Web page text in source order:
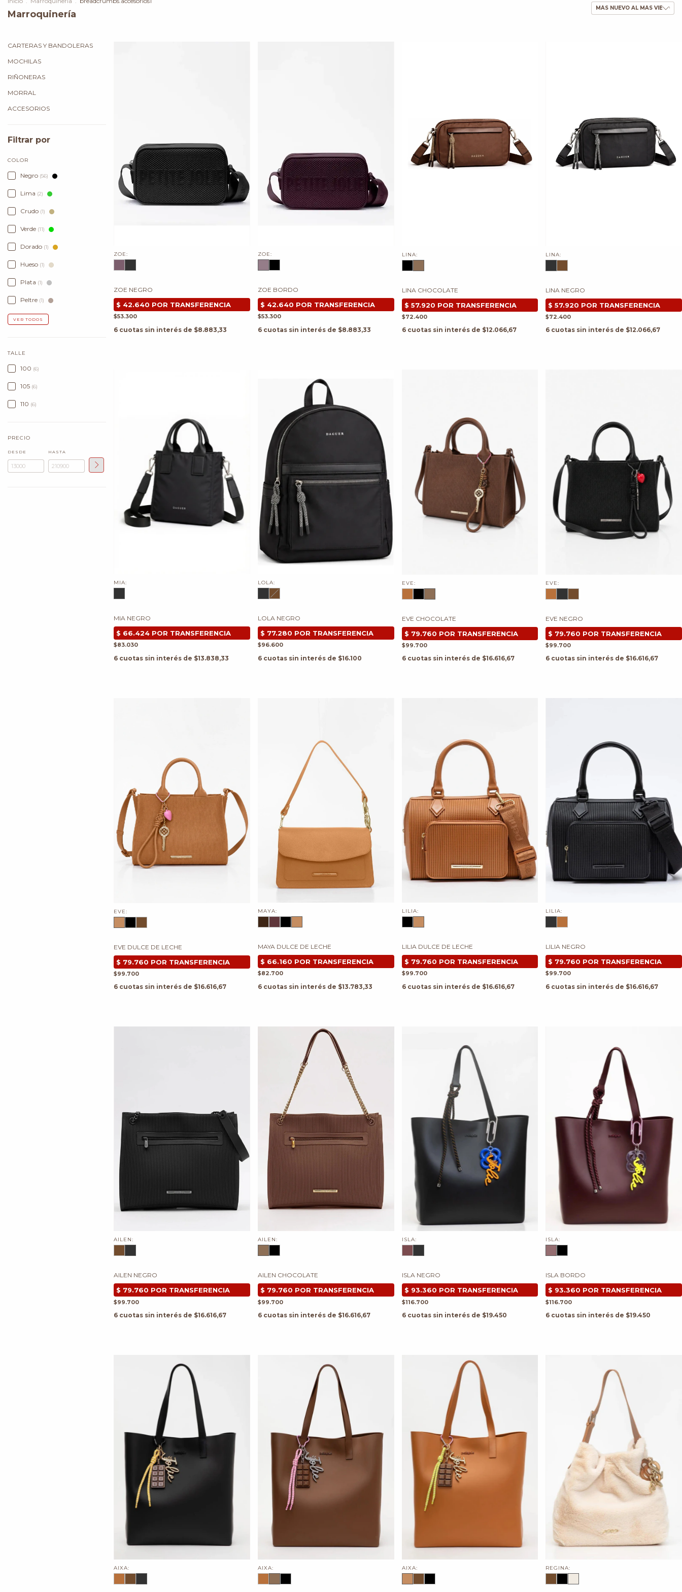
Marroquinería
CARTERAS Y BANDOLERAS
MOCHILAS
RIÑONERAS
MORRAL
ACCESORIOS
Filtrar por
COLOR
Negro (56)
Lima (2)
Crudo (1)
Verde (11)
Dorado (1)
Hueso (1)
Plata (1)
Peltre (1)
VER TODOS
TALLE
100 (6)
105 (6)
110 (6)
PRECIO
DESDE HASTA
ZOE:
ZOE NEGRO
$53.300
6 cuotas sin interés de $8.883,33
ZOE:
ZOE BORDO
$53.300
6 cuotas sin interés de $8.883,33
LINA:
LINA CHOCOLATE
$72.400
6 cuotas sin interés de $12.066,67
LINA:
LINA NEGRO
$72.400
6 cuotas sin interés de $12.066,67
MIA:
MIA NEGRO
$83.030
6 cuotas sin interés de $13.838,33
LOLA:
LOLA NEGRO
$96.600
6 cuotas sin interés de $16.100
EVE:
EVE CHOCOLATE
$99.700
6 cuotas sin interés de $16.616,67
EVE:
EVE NEGRO
$99.700
6 cuotas sin interés de $16.616,67
EVE:
EVE DULCE DE LECHE
$99.700
6 cuotas sin interés de $16.616,67
MAYA:
MAYA DULCE DE LECHE
$82.700
6 cuotas sin interés de $13.783,33
LILIA:
LILIA DULCE DE LECHE
$99.700
6 cuotas sin interés de $16.616,67
LILIA:
LILIA NEGRO
$99.700
6 cuotas sin interés de $16.616,67
AILEN:
AILEN NEGRO
$99.700
6 cuotas sin interés de $16.616,67
AILEN:
AILEN CHOCOLATE
$99.700
6 cuotas sin interés de $16.616,67
ISLA:
ISLA NEGRO
$116.700
6 cuotas sin interés de $19.450
ISLA:
ISLA BORDO
$116.700
6 cuotas sin interés de $19.450
AIXA: AIXA: AIXA: REGINA: